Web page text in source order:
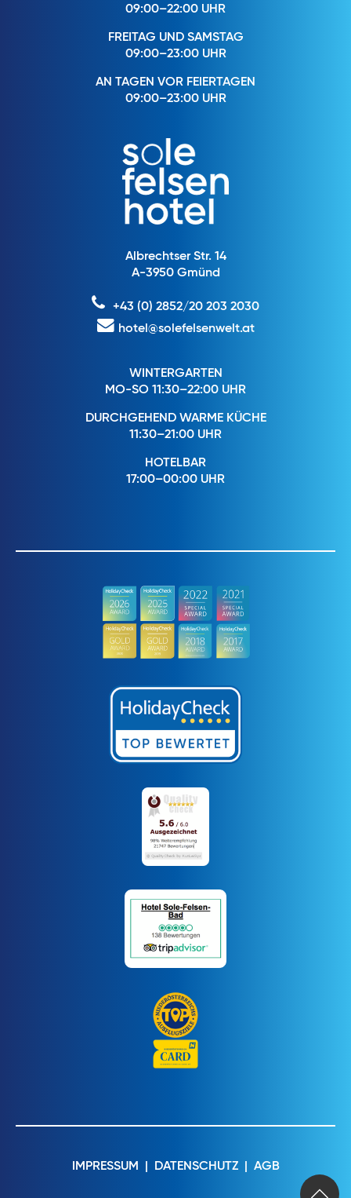
09:00–22:00 UHR
FREITAG UND SAMSTAG
09:00–23:00 UHR
AN TAGEN VOR FEIERTAGEN
09:00–23:00 UHR
Albrechtser Str. 14
A-3950 Gmünd
+43 (0) 2852/20 203 2030
hotel@solefelsenwelt.at
WINTERGARTEN
MO-SO 11:30–22:00 UHR
DURCHGEHEND WARME KÜCHE
11:30–21:00 UHR
HOTELBAR
17:00–00:00 UHR
IMPRESSUM DATENSCHUTZ| AGB